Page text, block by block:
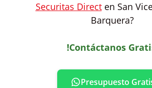
Securitas Directen San
Barquera?
!Contáctanos
Presupuesto